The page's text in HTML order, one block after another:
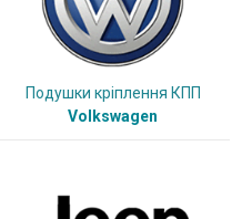
Подушки кріплення КПП
Volkswagen